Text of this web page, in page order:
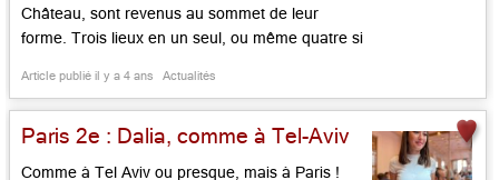
Château, sont revenus au sommet de leur
forme. Trois lieux en un seul, ou même quatre si
avec sa double salle, à leur image, leur
magnifique plafond baroque, dans le superbe
hôtel Richer de […]...
Article publié il y a 4 ans Actualités
Paris 2e : Dalia, comme à Tel-Aviv
Comme à Tel Aviv ou presque, mais à Paris !